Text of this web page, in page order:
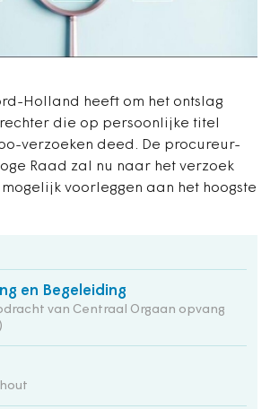
Holland heeft om het ontslag
die op persoonlijke titel
verzoeken deed. De procureur-
Raad zal nu naar het verzoek
voorleggen aan het hoogste
en Begeleiding
van Centraal Orgaan opvang